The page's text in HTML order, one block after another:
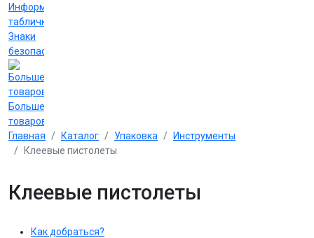
Информационные
таблички
Знаки
безопасности
Больше
товаров
Главная Каталог Упаковка
Инструменты
Клеевые пистолеты
Клеевые пистолеты
Как добраться?